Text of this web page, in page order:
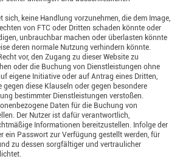
sich, keine Handlung vorzunehmen, die dem Image,
von FTC oder Dritten schaden könnte oder
unbrauchbar machen oder überlasten könnte
deren normale Nutzung verhindern könnte.
vor, den Zugang zu dieser Website zu
oder die Buchung von Dienstleistungen ohne
eigene Initiative oder auf Antrag eines Dritten,
gegen diese Klauseln oder gegen besondere
bestimmter Dienstleistungen verstoßen.
Daten für die Buchung von
Der Nutzer ist dafür verantwortlich,
Informationen bereitzustellen. Infolge der
ein Passwort zur Verfügung gestellt werden, für
zu dessen sorgfältiger und vertraulicher